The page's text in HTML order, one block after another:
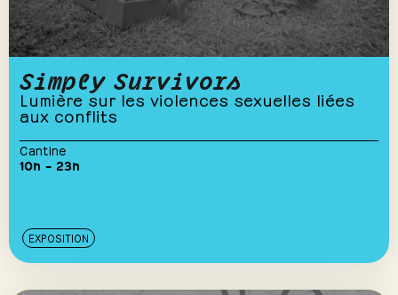
Simply Survivors
Lumière sur les violences sexuelles liées
aux conflits
Cantine
10h – 23h
EXPOSITION